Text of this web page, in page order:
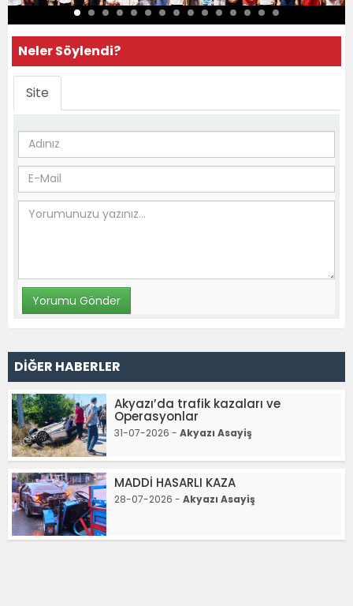
Neler Söylendi?
Site
DİĞER HABERLER
Akyazı’da trafik kazaları ve
Operasyonlar
31-07-2026 - Akyazı Asayiş
MADDİ HASARLI KAZA
28-07-2026 - Akyazı Asayiş